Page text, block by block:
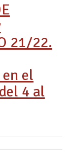
21/22.
el
4 al